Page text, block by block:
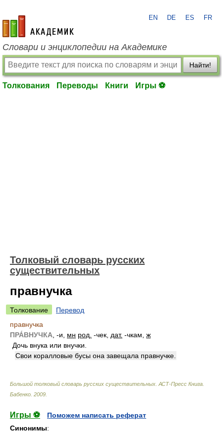
academic.ru
EN DE ES FR
Словари и энциклопедии на Академике
Найти!
Толкования Переводы Книги Игры ⚽
Толковый словарь русских
существительных
правнучка
Толкование
Перевод
правнучка
ПРА́ВНУЧКА , -и, мн род. -чек, дат. -чкам, ж
Дочь внука или внучки.
Свои коралловые бусы она завещала правнучке.
Большой толковый словарь русских существительных. АСТ-Пресс Книга
Бабенко 2009
Игры ⚽
Поможем написать реферат
Синонимы: